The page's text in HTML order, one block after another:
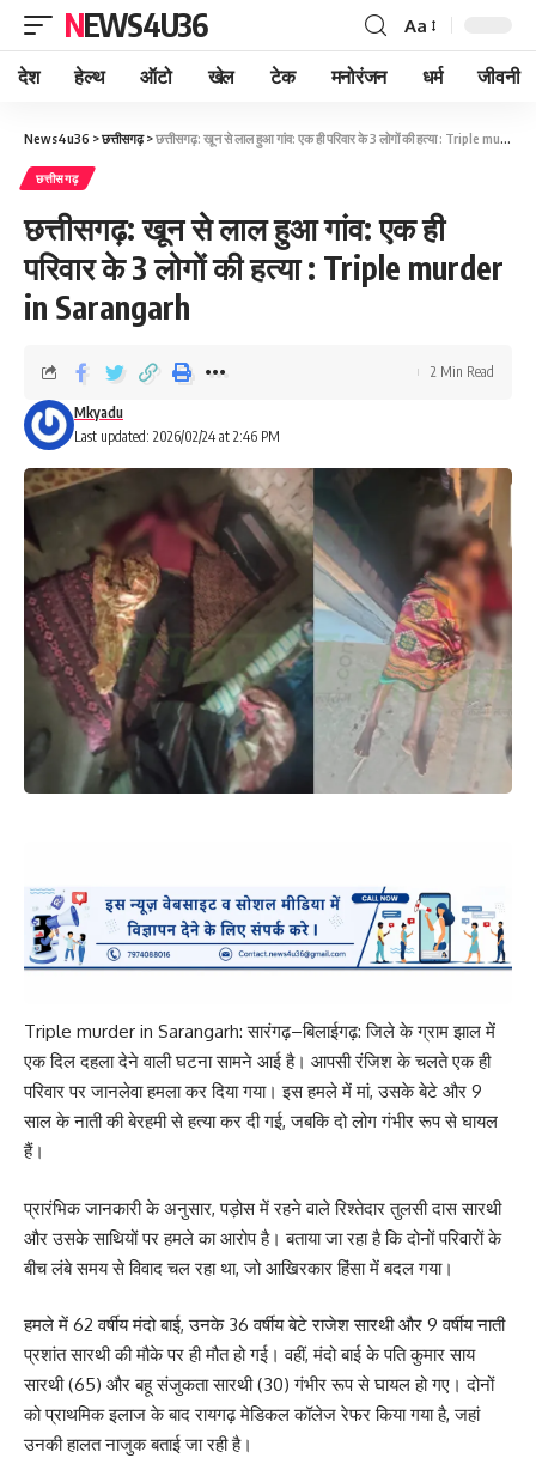
NEWS4U36 Aa
देश हेल्थ ऑटो खेल टेक मनोरंजन धर्म जीवनी
News4u36 >छत्तीसगढ़>छत्तीसगढ़: खून से लाल हुआ गांव: एक ही परिवार के 3 लोगों की हत्या : Triple murder in Sarangarh
छत्तीसगढ़
छत्तीसगढ़: खून से लाल हुआ गांव: एक ही
परिवार के 3 लोगों की हत्या : Triple murder
in Sarangarh
Last updated: 2026/02/24 at 2:46 PM
Mkyadu
2 Min Read
Triple murder in Sarangarh: सारंगढ़–बिलाईगढ़: जिले के ग्राम झाल में
एक दिल दहला देने वाली घटना सामने आई है। आपसी रंजिश के चलते एक ही
परिवार पर जानलेवा हमला कर दिया गया। इस हमले में मां, उसके बेटे और 9
साल के नाती की बेरहमी से हत्या कर दी गई, जबकि दो लोग गंभीर रूप से घायल
हैं।
प्रारंभिक जानकारी के अनुसार, पड़ोस में रहने वाले रिश्तेदार तुलसी दास सारथी
और उसके साथियों पर हमले का आरोप है। बताया जा रहा है कि दोनों परिवारों के
बीच लंबे समय से विवाद चल रहा था, जो आखिरकार हिंसा में बदल गया।
हमले में 62 वर्षीय मंदो बाई, उनके 36 वर्षीय बेटे राजेश सारथी और 9 वर्षीय नाती
प्रशांत सारथी की मौके पर ही मौत हो गई। वहीं, मंदो बाई के पति कुमार साय
सारथी (65) और बहू संजुकता सारथी (30) गंभीर रूप से घायल हो गए। दोनों
को प्राथमिक इलाज के बाद रायगढ़ मेडिकल कॉलेज रेफर किया गया है, जहां
उनकी हालत नाजुक बताई जा रही है।